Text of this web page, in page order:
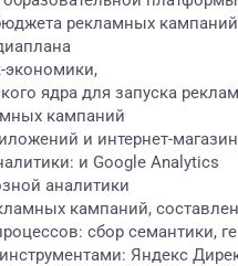
рекламных кампаний
экономики,
ядра для запуска
кампаний
и интернет-
и Google Analytics
аналитики
кампаний,
сбор семантики,
Яндекс